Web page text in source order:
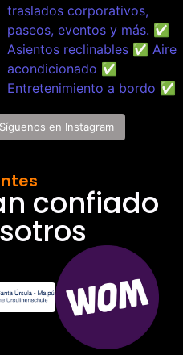
Síguenos en Instagram
confiado